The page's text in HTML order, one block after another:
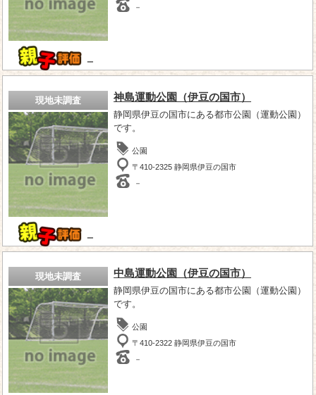
－
－
現地未調査
－
神島運動公園（伊豆の国市）
静岡県伊豆の国市にある都市公園（運動公園）
です。
公園
〒410-2325 静岡県伊豆の国市
－
現地未調査 中島運動公園（伊豆の国市）
静岡県伊豆の国市にある都市公園（運動公園）
です。
公園
〒410-2322 静岡県伊豆の国市
－